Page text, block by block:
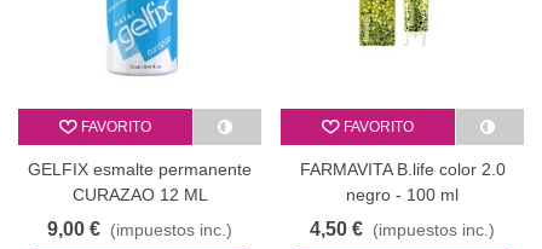
FAVORITO
GELFIX esmalte permanente
CURAZAO 12 ML
9,00 € (impuestos inc.)
FAVORITO
FARMAVITA B.life color 2.0
negro - 100 ml
4,50 € (impuestos inc.)